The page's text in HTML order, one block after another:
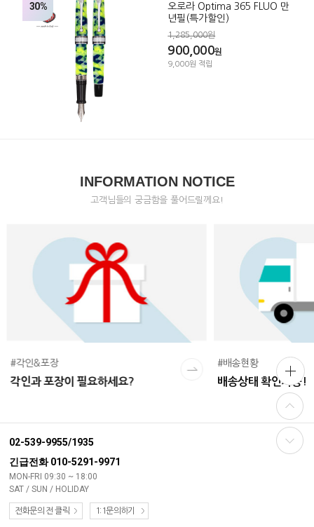
30%
오로라 Optima 365 FLUO 만
년필(특가할인)
1,285,000원
900,000원
9,000원 적립
INFORMATION NOTICE
고객님들의 궁금함을 풀어드릴께요!
#각인&포장
각인과 포장이 필요하세요?
#배송현황
배송상태 확인가능!
02-539-9955/1935
긴급전화 010-5291-9971
MON-FRI 09:30 ~ 18:00
SAT / SUN / HOLIDAY
전화문의 전 클릭 1:1문의하기